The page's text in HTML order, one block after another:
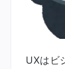
UXはビ